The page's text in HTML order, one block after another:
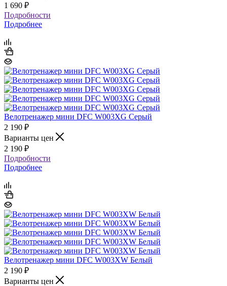
1 690 ₽
Подробности
Подробнее
Велотренажер мини DFC W003XG Серый
2 190 ₽
Варианты цен
2 190 ₽
Подробности
Подробнее
Велотренажер мини DFC W003XW Белый
2 190 ₽
Варианты цен